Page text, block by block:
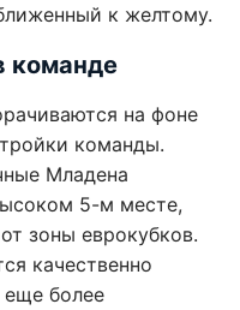
к желтому.
команде
на фоне
команды.
Младена
5-м месте,
зоны еврокубков.
качественно
еще более